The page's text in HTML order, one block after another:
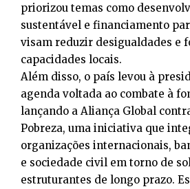
priorizou temas como
sustentável e financiamento
visam reduzir desigualdades e
capacidades locais.
Além disso, o país levou à
agenda voltada ao combate à
lançando a Aliança Global
Pobreza, uma iniciativa que
organizações internacionais,
e sociedade civil em torno de
estruturantes de longo prazo.